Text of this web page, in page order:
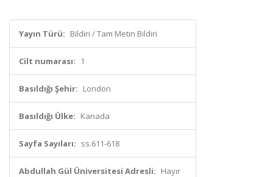
Yayın Türü: Bildiri / Tam Metin Bildiri
Cilt numarası: 1
Basıldığı Şehir: London
Basıldığı Ülke: Kanada
Sayfa Sayıları: ss.611-618
Abdullah Gül Üniversitesi Adresli: Hayır